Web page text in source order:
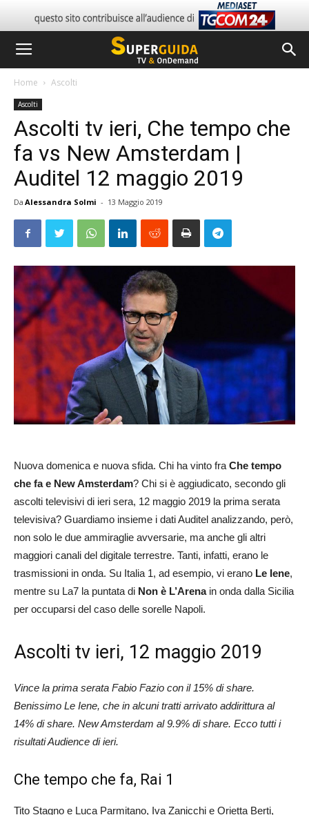
Home Ascolti
Ascolti
Ascolti tv ieri, Che tempo che
fa vs New Amsterdam |
Auditel 12 maggio 2019
Da Alessandra Solmi - 13 Maggio 2019
Nuova domenica e nuova sfida. Chi ha vinto fra Che tempo
che fa e New Amsterdam? Chi si è aggiudicato, secondo gli
ascolti televisivi di ieri sera, 12 maggio 2019 la prima serata
televisiva? Guardiamo insieme i dati Auditel analizzando, però,
non solo le due ammiraglie avversarie, ma anche gli altri
maggiori canali del digitale terrestre. Tanti, infatti, erano le
trasmissioni in onda. Su Italia 1, ad esempio, vi erano Le Iene,
mentre su La7 la puntata di Non è L’Arenain onda dalla Sicilia
per occuparsi del caso delle sorelle Napoli.
Ascolti tv ieri, 12 maggio 2019
Vince la prima serata Fabio Fazio con il 15% di share.
Benissimo Le Iene, che in alcuni tratti arrivato addirittura al
14% di share. New Amsterdam al 9.9% di share. Ecco tutti i
risultati Audience di ieri.
Che tempo che fa, Rai 1
Tito Stagno e Luca Parmitano, Iva Zanicchi e Orietta Berti,